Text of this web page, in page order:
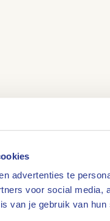
advertenties te
voor social
van je gebruik van